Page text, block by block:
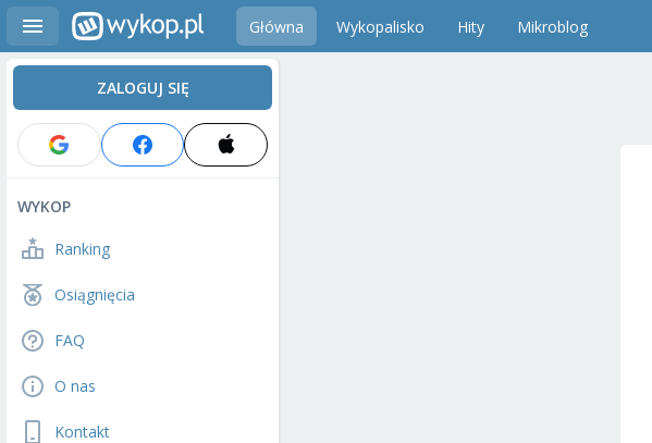
Główna Wykopalisko Hity Mikroblog
ZALOGUJ SIĘ
WYKOP
Ranking
Osiągnięcia
FAQ
O nas
Kontakt